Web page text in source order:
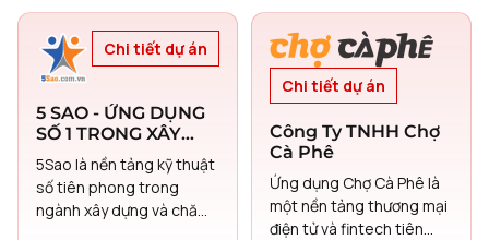
cập và tổng hợp thông tin
nội bộ của công ty. Vấn đề
này đặc biệt ảnh hưởng
đến nhân viên mới và cản
trở năng suất tổng thể,
yêu cầu sự hỗ trợ quá
động.
cùng trong môi trường đô
thị.
Chi tiết dự án
5 SAO - ỨNG DỤNG
SỐ 1 TRONG XÂY
DỰNG, CHĂM SÓC
NHÀ CỬA, SỬA
CHỮA NHỎ VÀ
TUYỂN DỤNG NHÀ
5Sao là nền tảng kỹ thuật
số tiên phong trong
ngành xây dựng và chăm
Chi tiết dự án
Công Ty TNHH Chợ
Cà Phê
Ứng dụng Chợ Cà Phê là
một nền tảng thương mại
điện tử và fintech tiên